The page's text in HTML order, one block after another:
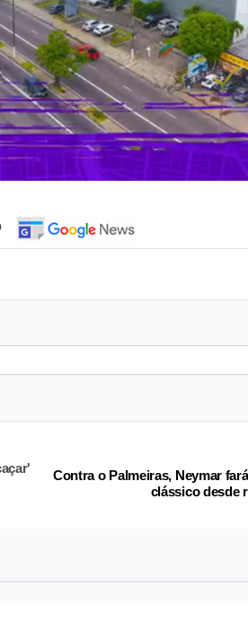
Contra o Palmeiras, Neymar
clássico desde